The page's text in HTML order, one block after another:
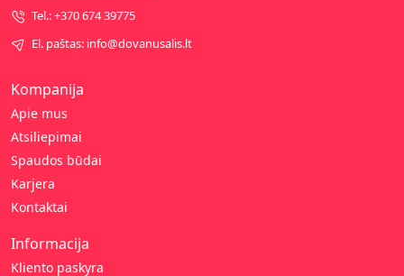
Kompanija
Apie mus
Atsiliepimai
Spaudos būdai
Karjera
Kontaktai
Informacija
Kliento paskyra
Tel.: +370 674 39775
El. paštas: info@dovanusalis.lt